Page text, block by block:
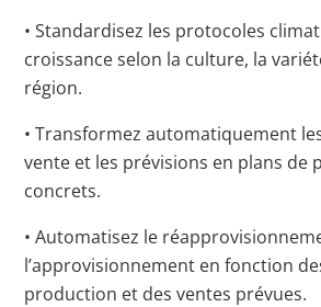
• Standardisez les protocoles
croissance selon la culture, la
région.
• Transformez automatiquement
vente et les prévisions en plans de
concrets.
• Automatisez le
l’approvisionnement en fonction
production et des ventes prévues.